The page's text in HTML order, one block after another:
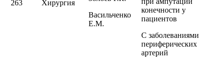
263 Хирургия
Васильченко
Е.М.
конечности у
пациентов
С заболеваниями
периферических
артерий